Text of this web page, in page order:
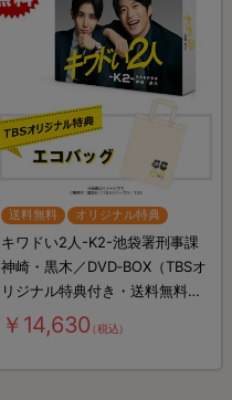
送料無料 オリジナル特典
キワドい2人-K2-池袋署刑事課
神崎・黒木／DVD‐BOX（TBSオ
リジナル特典付き・送料無料・
4枚組）
￥14,630（税込）